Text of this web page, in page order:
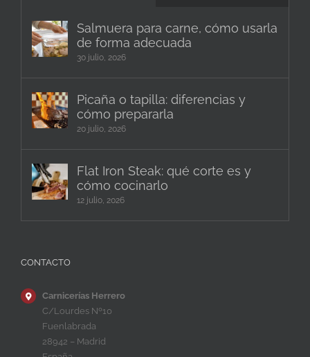
Salmuera para carne, cómo usarla
de forma adecuada
30 julio, 2026
Picaña o tapilla: diferencias y
cómo prepararla
20 julio, 2026
Flat Iron Steak: qué corte es y
cómo cocinarlo
12 julio, 2026
CONTACTO
Carnicerías Herrero
C/Lourdes Nº10
Fuenlabrada
28942 – Madrid